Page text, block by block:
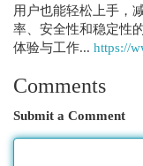
用户也能轻松上手，
率、安全性和稳定性
体验与工作... https://
Comments
Submit a Comment